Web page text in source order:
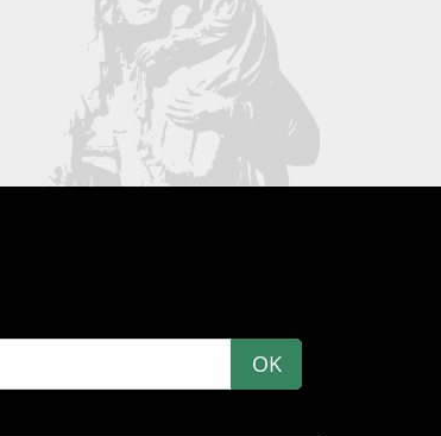
OK